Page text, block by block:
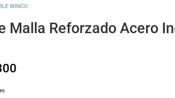
WINCO
Malla Reforzado Acero